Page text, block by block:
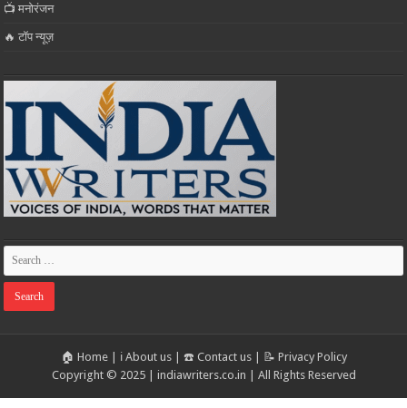
📺 मनोरंजन
🔥 टॉप न्यूज़
🏠 Home| ℹ️ About us| ☎️ Contact us| 📝 Privacy Policy
Copyright © 2025 | indiawriters.co.in | All Rights Reserved